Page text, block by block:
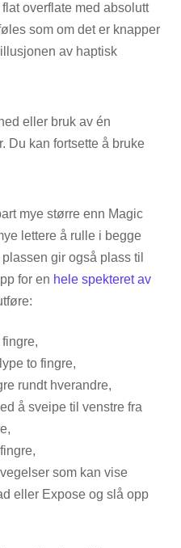
overflate med absolutt
som om det er knapper
av haptisk
eller bruk av én
Du kan fortsette å bruke
mye større enn Magic
lettere å rulle i begge
gir også plass til
for en hele spekteret av
to fingre,
rundt hverandre,
å sveipe til venstre fra
som kan vise
eller Expose og slå opp